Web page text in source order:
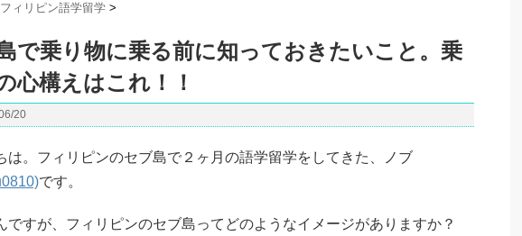
フィリピン語学留学 >
で乗り物に乗る前に知っておきたいこと。乗
心構えはこれ！！
20
は。フィリピンのセブ島で２ヶ月の語学留学をしてきた、ノブ
です。
ですが、フィリピンのセブ島ってどのようなイメージがありますか？